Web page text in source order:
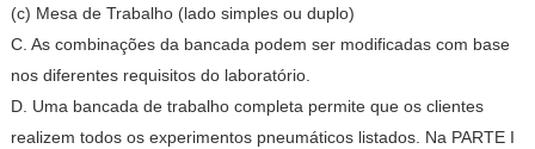
(c) Mesa de Trabalho (lado simples ou duplo)
C. As combinações da bancada podem ser modificadas com base
nos diferentes requisitos do laboratório.
D. Uma bancada de trabalho completa permite que os clientes
realizem todos os experimentos pneumáticos listados. Na PARTE I